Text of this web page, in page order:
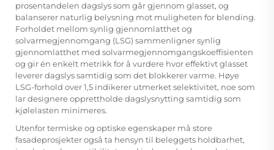
prosentandelen dagslys som går gjennom glasset, og
balanserer naturlig belysning mot muligheten for blending.
Forholdet mellom synlig gjennomlatthet og
solvarmegjennomgang (LSG) sammenligner synlig
gjennomlatthet med solvarmegjennomgangskoeffisienten
og gir én enkelt metrikk for å vurdere hvor effektivt glasset
leverer dagslys samtidig som det blokkerer varme. Høye
LSG-forhold over 1,5 indikerer utmerket selektivitet, noe som
lar designere opprettholde dagslysnytting samtidig som
kjølelasten minimeres.
Utenfor termiske og optiske egenskaper må store
fasadeprosjekter også ta hensyn til beleggets holdbarhet,